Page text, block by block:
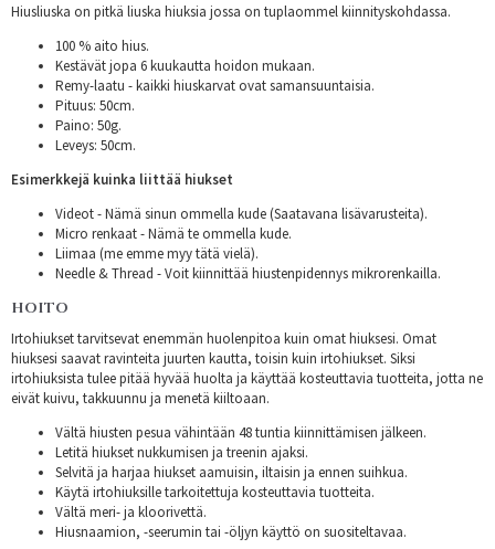
Hiusliuska on pitkä liuska hiuksia jossa on tuplaommel kiinnityskohdassa.
100 % aito hius.
Kestävät jopa 6 kuukautta hoidon mukaan.
Remy-laatu - kaikki hiuskarvat ovat samansuuntaisia.
Pituus: 50cm.
Paino: 50g.
Leveys: 50cm.
Esimerkkejä kuinka liittää hiukset
Videot - Nämä sinun ommella kude (Saatavana lisävarusteita).
Micro renkaat - Nämä te ommella kude.
Liimaa (me emme myy tätä vielä).
Needle & Thread - Voit kiinnittää hiustenpidennys mikrorenkailla.
HOITO
Irtohiukset tarvitsevat enemmän huolenpitoa kuin omat hiuksesi. Omat
hiuksesi saavat ravinteita juurten kautta, toisin kuin irtohiukset. Siksi
irtohiuksista tulee pitää hyvää huolta ja käyttää kosteuttavia tuotteita, jotta ne
eivät kuivu, takkuunnu ja menetä kiiltoaan.
Vältä hiusten pesua vähintään 48 tuntia kiinnittämisen jälkeen.
Letitä hiukset nukkumisen ja treenin ajaksi.
Selvitä ja harjaa hiukset aamuisin, iltaisin ja ennen suihkua.
Käytä irtohiuksille tarkoitettuja kosteuttavia tuotteita.
Vältä meri- ja kloorivettä.
Hiusnaamion, -seerumin tai -öljyn käyttö on suositeltavaa.